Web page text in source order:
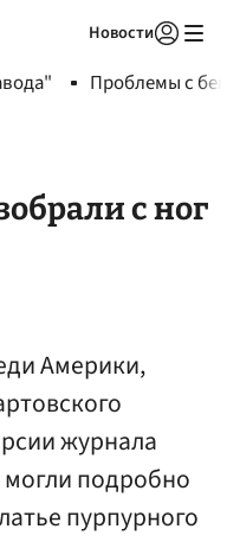
Новости
Проблемы с
с ног
Америки,
журнала
подробно
пурпурного